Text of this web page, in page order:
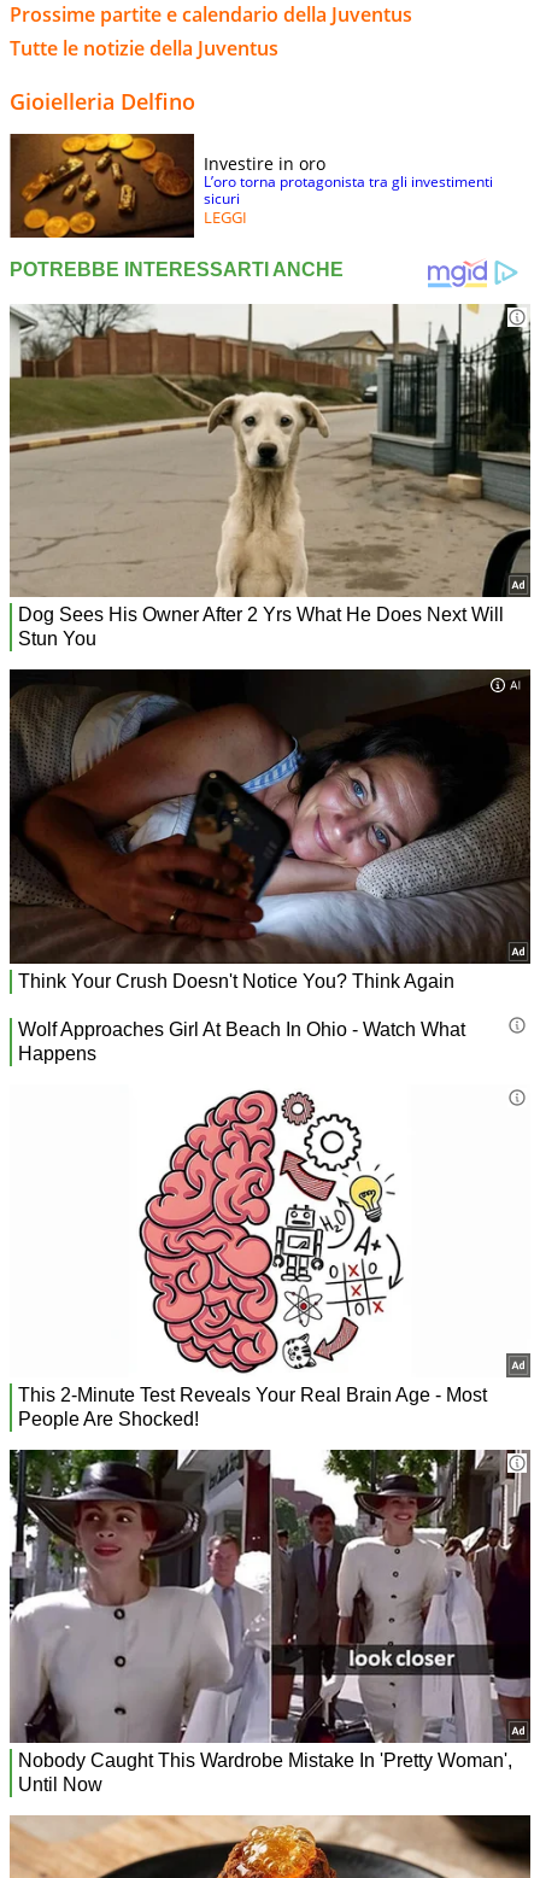
Prossime partite e calendario della Juventus
Tutte le notizie della Juventus
Gioielleria Delfino
Investire in oro
L’oro torna protagonista tra gli investimenti
sicuri
LEGGI